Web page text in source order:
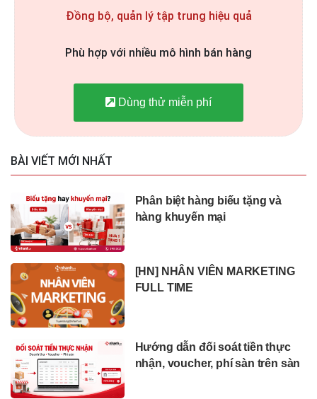
Đồng bộ, quản lý tập trung hiệu quả
Phù hợp với nhiều mô hình bán hàng
Dùng thử miễn phí
BÀI VIẾT MỚI NHẤT
Phân biệt hàng biếu tặng và
hàng khuyến mại
[HN] NHÂN VIÊN MARKETING
FULL TIME
Hướng dẫn đối soát tiền thực
nhận, voucher, phí sàn trên sàn